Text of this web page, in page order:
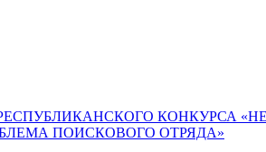
КОНКУРСА
ПОИСКОВОГО ОТРЯДА»